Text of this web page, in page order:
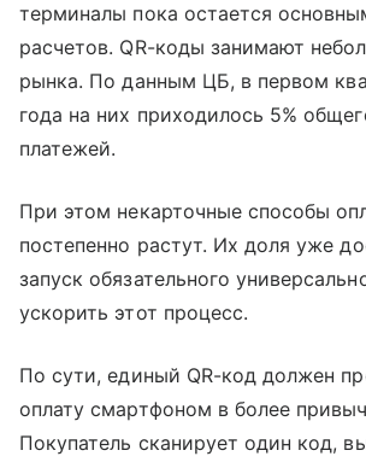
терминалы пока остается
расчетов. QR-коды занимают
рынка. По данным ЦБ, в первом
года на них приходилось 5%
платежей.
При этом некарточные способы
постепенно растут. Их доля уже
запуск обязательного
ускорить этот процесс.
По сути, единый QR-код должен
оплату смартфоном в более
Покупатель сканирует один код,